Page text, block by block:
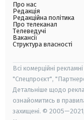
Про нас
Редакція
Редакційна політика
Про телеканал
Телеведучі
Вакансії
Структура власності
Всі комерційні
"Спецпроєкт",
Детальніше щодо
ознайомитись в
захищені. ©